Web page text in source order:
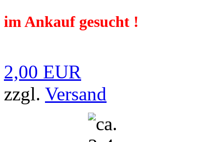
im Ankauf gesucht !
2,00 EUR
zzgl. Versand